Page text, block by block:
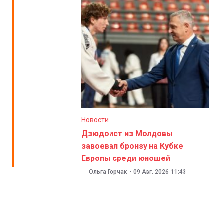
Новости
Дзюдоист из Молдовы
завоевал бронзу на Кубке
Европы среди юношей
Ольга Горчак - 09 Авг. 2026 11:43